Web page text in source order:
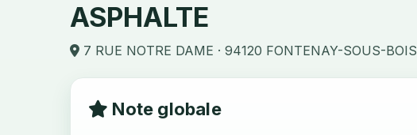
ASPHALTE
7 RUE NOTRE DAME · 94120 FONTENAY-SOUS-BOIS
Note globale